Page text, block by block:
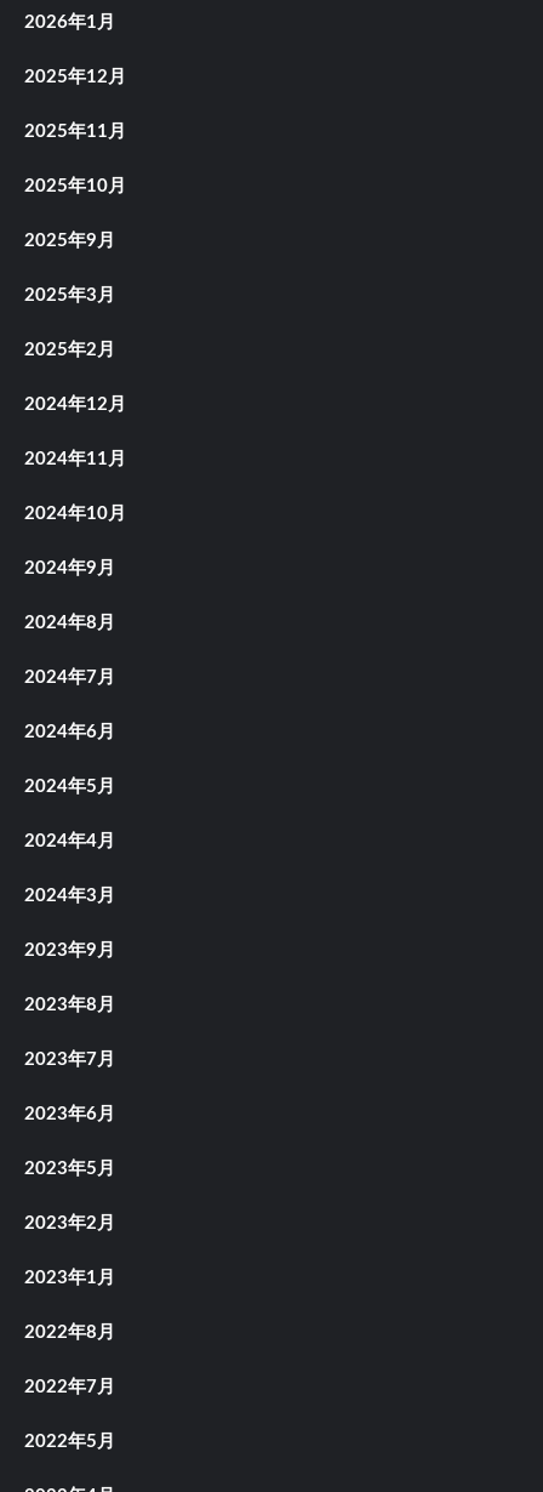
2026年1月
2025年12月
2025年11月
2025年10月
2025年9月
2025年3月
2025年2月
2024年12月
2024年11月
2024年10月
2024年9月
2024年8月
2024年7月
2024年6月
2024年5月
2024年4月
2024年3月
2023年9月
2023年8月
2023年7月
2023年6月
2023年5月
2023年2月
2023年1月
2022年8月
2022年7月
2022年5月